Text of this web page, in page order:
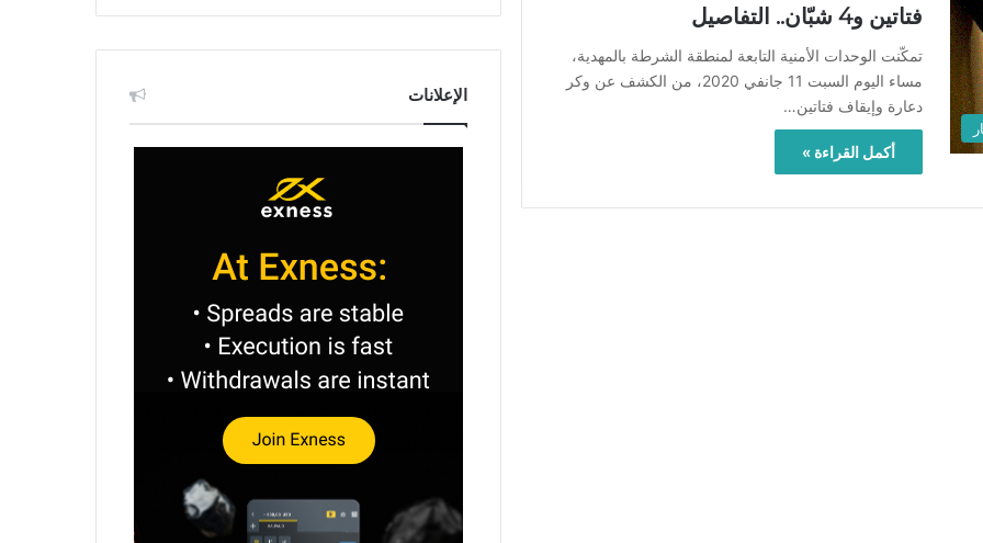
فتاتين و4 شبّان.. التفاصيل
تمكّنت الوحدات الأمنية التابعة لمنطقة الشرطة بالمهدية،
مساء اليوم السبت 11 جانفي 2020، من الكشف عن وكر
دعارة وإيقاف فتاتين…
أكمل القراءة »
الإعلانات